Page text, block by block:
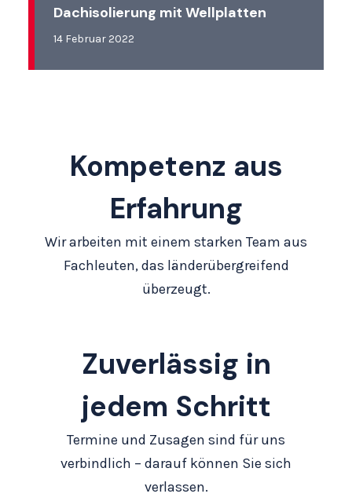
Dachisolierung mit Wellplatten
14 Februar 2022
Kompetenz aus
Erfahrung
Wir arbeiten mit einem starken Team aus
Fachleuten, das länderübergreifend
überzeugt.
Zuverlässig in
jedem Schritt
Termine und Zusagen sind für uns
verbindlich – darauf können Sie sich
verlassen.